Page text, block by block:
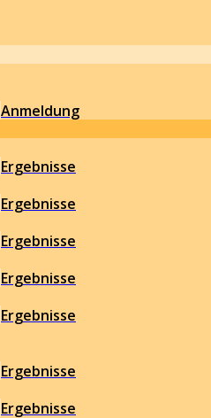
Anmeldung
Ergebnisse
Ergebnisse
Ergebnisse
Ergebnisse
Ergebnisse
Ergebnisse
Ergebnisse